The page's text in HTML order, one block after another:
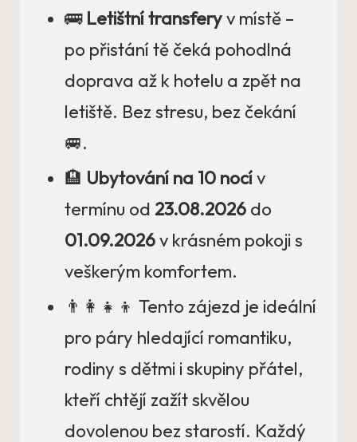
🚌 Letištní transferyv místě –
po přistání tě čeká pohodlná
doprava až k hotelu a zpět na
letiště. Bez stresu, bez čekání
🚐.
🏨 Ubytování na 10 nocív
termínu od 23.08.2026 do
01.09.2026v krásném pokoji s
veškerým komfortem.
👨‍👩‍👧‍👦 Tento zájezd je ideální
pro páry hledající romantiku,
rodiny s dětmi i skupiny přátel,
kteří chtějí zažít skvělou
dovolenou bez starostí. Každý